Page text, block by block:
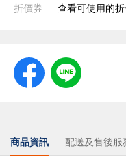
折價券 查看可使用的
商品資訊 配送及售後服